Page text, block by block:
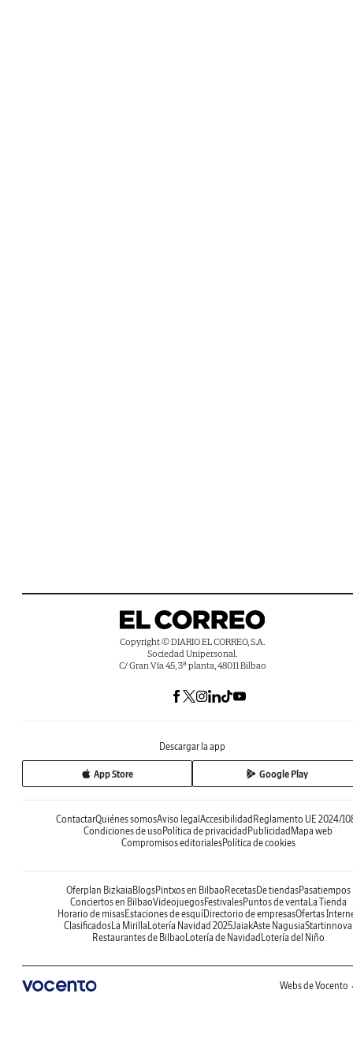
Copyright © DIARIO EL CORREO, S.A.
Sociedad Unipersonal.
C/ Gran Vía 45, 3ª planta, 48011 Bilbao
Descargar la app
App Store Google Play
ContactarQuiénes somosAviso legal Accesibilidad Reglamento UE 2024/
Condiciones de uso Política de privacidad Publicidad Mapa web
Compromisos editorialesPolítica de cookies
Oferplan Bizkaia BlogsPintxos en Bilbao RecetasDe tiendasPasatiempos
Conciertos en BilbaoVideojuegosFestivalesPuntos de venta La Tienda
Horario de misasEstaciones de esquíDirectorio de empresasOfertas
ClasificadosLa Mirilla Lotería Navidad 2025JaiakAste NagusiaStartinnova
Restaurantes de Bilbao Lotería de Navidad Lotería del Niño
Webs de Vocento